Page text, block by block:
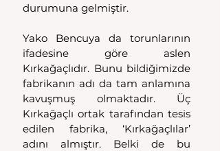
durumuna gelmiştir.
Yako Bencuya da torunlarının
ifadesine göre aslen
Kırkağaçlıdır. Bunu bildiğimizde
fabrikanın adı da tam anlamına
kavuşmuş olmaktadır. Üç
Kırkağaçlı ortak tarafından tesis
edilen fabrika, ‘Kırkağaçlılar’
adını almıştır. Belki de bu